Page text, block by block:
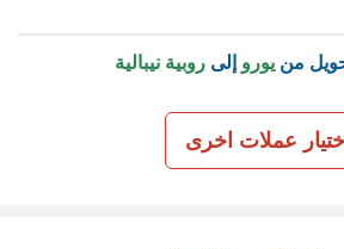
من يورو إلى روبية نيبالية
اختيار عملات اخرى